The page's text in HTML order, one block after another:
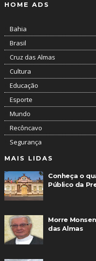
HOME ADS
Bahia
Brasil
Cruz das Almas
Cultura
Educação
Esporte
Mundo
Recôncavo
Segurança
MAIS LIDAS
Conheça o
Público da
Morre
das Almas